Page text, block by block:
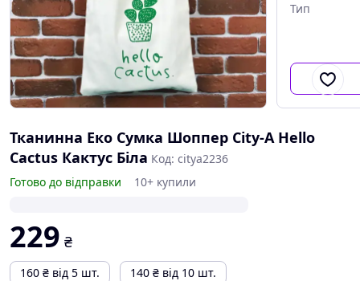
Тип
Тканинна Еко Сумка Шоппер City-A Hello
Cactus Кактус Біла Код: citya2236
Готово до відправки
10+ купили
229 ₴
160 ₴ від 5 шт. 140 ₴ від 10 шт.